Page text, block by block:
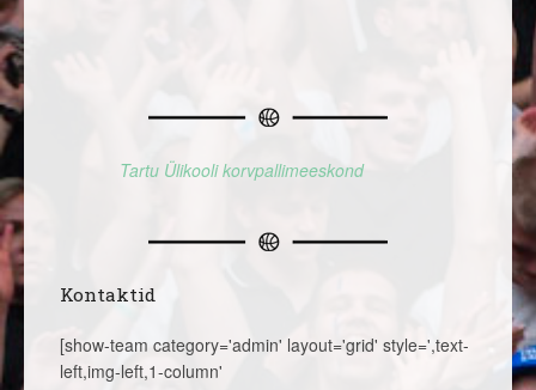
Tartu Ülikooli korvpallimeeskond
Kontaktid
[show-team category='admin' layout='grid' style=',text-
left,img-left,1-column'